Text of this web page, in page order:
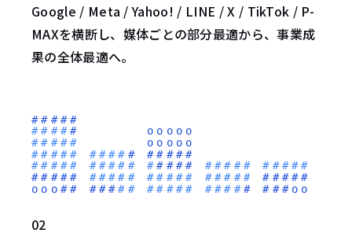
Google / Meta / Yahoo! / LINE / X / TikTok / P-
MAXを横断し、媒体ごとの部分最適から、事業成
果の全体最適へ。
02